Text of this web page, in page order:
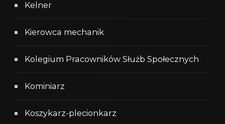
Kelner
Kierowca mechanik
Kolegium Pracowników Służb Społecznych
Kominiarz
Koszykarz-plecionkarz